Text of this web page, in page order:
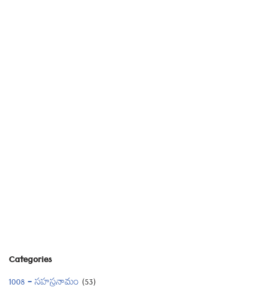
Categories
1008 – సహస్రనామం (53)